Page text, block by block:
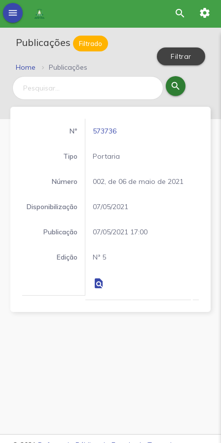
search settings
menu
Publicações Filtrado
Home Publicações
Filtrar
search
Nº
Tipo
Número
Disponibilização
Publicação
Edição
573736
Portaria
002, de 06 de maio de 2021
07/05/2021
07/05/2021 17:00
Nª 5
find_in_page